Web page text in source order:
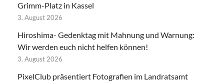
Grimm-Platz in Kassel
3. August 2026
Hiroshima- Gedenktag mit Mahnung und Warnung:
Wir werden euch nicht helfen können!
3. August 2026
PixelClub präsentiert Fotografien im Landratsamt